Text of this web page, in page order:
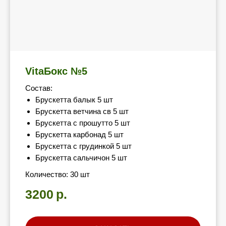
VitaБокс №5
Состав:
Брускетта балык 5 шт
Брускетта ветчина св 5 шт
Брускетта с прошутто 5 шт
Брускетта карбонад 5 шт
Брускетта с грудинкой 5 шт
Брускетта сальчичон 5 шт
Количество: 30 шт
3200 р.